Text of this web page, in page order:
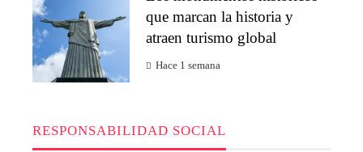
que marcan la historia y
atraen turismo global
Hace 1 semana
RESPONSABILIDAD SOCIAL